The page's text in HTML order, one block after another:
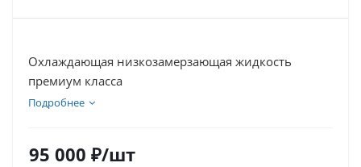
Охлаждающая низкозамерзающая жидкость
премиум класса
Подробнее
95 000 ₽/шт